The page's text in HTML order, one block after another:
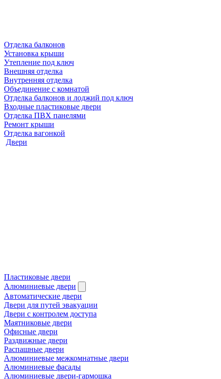
Отделка балконов
Установка крыши
Утепление под ключ
Внешняя отделка
Внутренняя отделка
Объединение с комнатой
Отделка балконов и лоджий под ключ
Входные пластиковые двери
Отделка ПВХ панелями
Ремонт крыши
Отделка вагонкой
Двери
Пластиковые двери
Алюминиевые двери
Автоматические двери
Двери для путей эвакуации
Двери с контролем доступа
Маятниковые двери
Офисные двери
Раздвижные двери
Распашные двери
Алюминиевые межкомнатные двери
Алюминиевые фасады
Алюминиевые двери-гармошка